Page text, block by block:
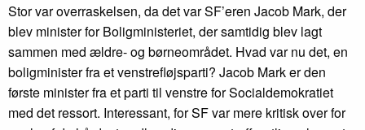
Stor var overraskelsen, da det var SF’eren Jacob Mark, der
blev minister for Boligministeriet, der samtidig blev lagt
sammen med ældre- og børneområdet. Hvad var nu det, en
boligminister fra et venstrefløjsparti? Jacob Mark er den
første minister fra et parti til venstre for Socialdemokratiet
med det ressort. Interessant, for SF var mere kritisk over for